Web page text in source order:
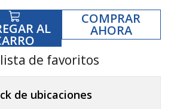
AL
COMPRAR
AHORA
de favoritos
de ubicaciones